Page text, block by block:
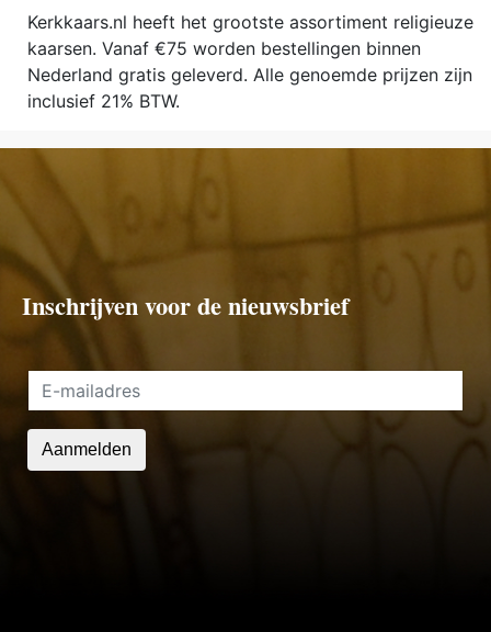
Kerkkaars.nl heeft het grootste assortiment religieuze
kaarsen. Vanaf €75 worden bestellingen binnen
Nederland gratis geleverd. Alle genoemde prijzen zijn
inclusief 21% BTW.
Inschrijven voor de nieuwsbrief
Aanmelden